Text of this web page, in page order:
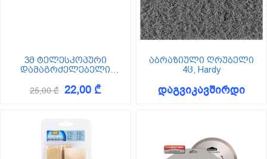
3მ ტელესკოპური
დამაგრძელებელი
25,00 ₾ 22,00 ₾
აბრაზიული ღრუბელი
4ც, Hardy
დაგვიკავშირდი